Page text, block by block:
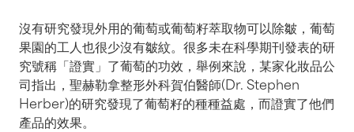
沒有研究發現外用的葡萄或葡萄籽萃取物可以除皺，葡萄
果園的工人也很少沒有皺紋。很多未在科學期刊發表的研
究號稱「證實」了葡萄的功效，舉例來說，某家化妝品公
司指出，聖赫勒拿整形外科賀伯醫師(Dr. Stephen
Herber)的研究發現了葡萄籽的種種益處，而證實了他們
產品的效果。